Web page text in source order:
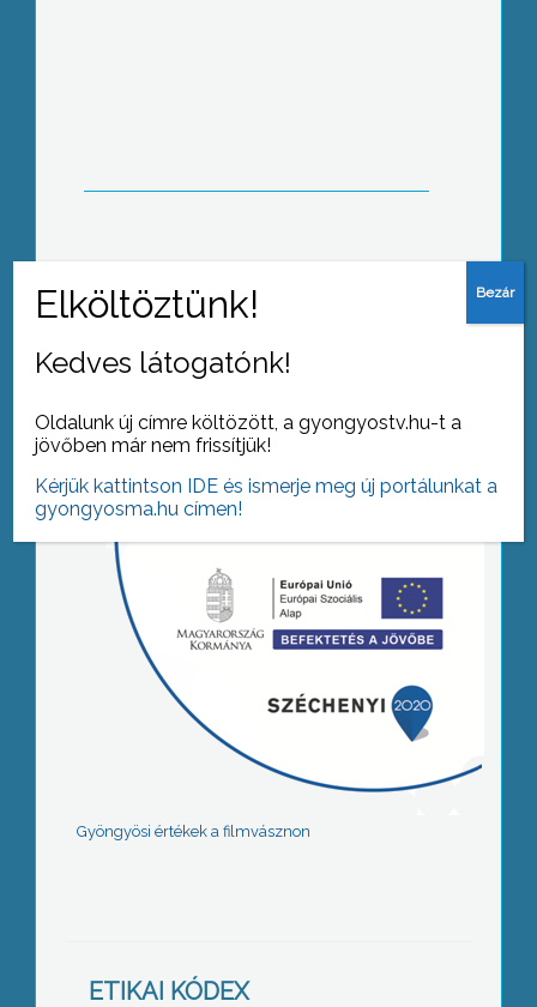
Tovább az archívumra
Gyöngyösi értékek a filmvásznon
ETIKAI KÓDEX
Kedves látogatónk!
Oldalunk új címre költözött, a gyongyostv.hu-t a
jövőben már nem frissítjük!
Kérjük kattintson IDE és ismerje meg új portálunkat a
gyongyosma.hu címen!